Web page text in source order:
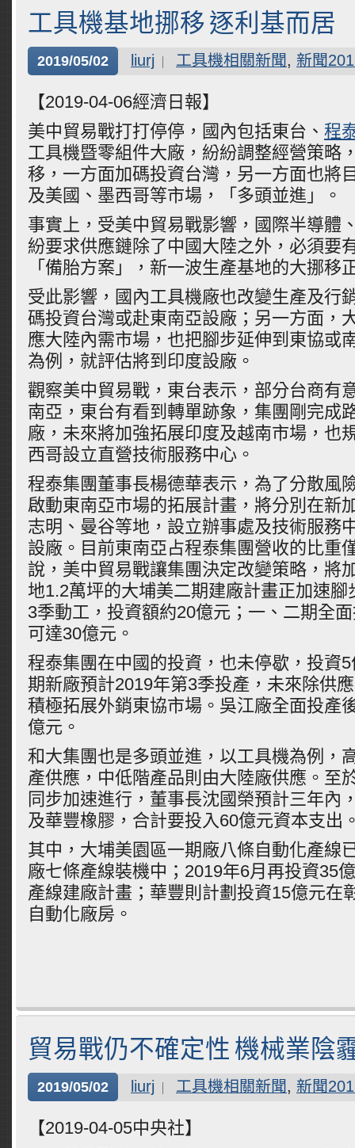
工具機基地挪移 逐利基而居
2019/05/02 liurj 工具機相關新聞, 新聞
【2019-04-06經濟日報】
美中貿易戰打打停停，國內包括東台、 程
工具機暨零組件大廠，紛紛調整經營策略
移，一方面加碼投資台灣，另一方面也將
及美國、墨西哥等市場，「多頭並進」。
事實上，受美中貿易戰影響，國際半導體
紛要求供應鏈除了中國大陸之外，必須要
「備胎方案」，新一波生產基地的大挪移
受此影響，國內工具機廠也改變生產及行
碼投資台灣或赴東南亞設廠；另一方面，
應大陸內需市場，也把腳步延伸到東協或
為例，就評估將到印度設廠。
觀察美中貿易戰，東台表示，部分台商有
南亞，東台有看到轉單跡象，集團剛完成
廠，未來將加強拓展印度及越南市場，也
西哥設立直營技術服務中心。
程泰集團董事長楊德華表示，為了分散風
啟動東南亞市場的拓展計畫，將分別在新
志明、曼谷等地，設立辦事處及技術服務
設廠。目前東南亞占程泰集團營收的比重
說，美中貿易戰讓集團決定改變策略，將
地1.2萬坪的大埔美二期建廠計畫正加速腳
3季動工，投資額約20億元；一、二期全
可達30億元。
程泰集團在中國的投資，也未停歇，投資
期新廠預計2019年第3季投產，未來除供
積極拓展外銷東協市場。吳江廠全面投產
億元。
和大集團也是多頭並進，以工具機為例，
產供應，中低階產品則由大陸廠供應。至
同步加速進行，董事長沈國榮預計三年內
及華豐橡膠，合計要投入60億元資本支出
其中，大埔美園區一期廠八條自動化產線
廠七條產線裝機中；2019年6月再投資35
產線建廠計畫；華豐則計劃投資15億元在
自動化廠房。
貿易戰仍不確定性 機械業陰
2019/05/02 liurj 工具機相關新聞, 新聞
【2019-04-05中央社】